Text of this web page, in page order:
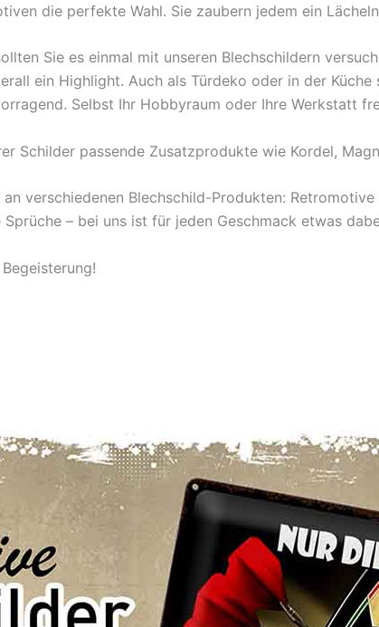
die perfekte Wahl. Sie zaubern jedem ein
Sie es einmal mit unseren Blechschildern
ein Highlight. Auch als Türdeko oder in der Küche
Selbst Ihr Hobbyraum oder Ihre Werkstatt
Schilder passende Zusatzprodukte wie Kordel,
verschiedenen Blechschild-Produkten:
– bei uns ist für jeden Geschmack etwas